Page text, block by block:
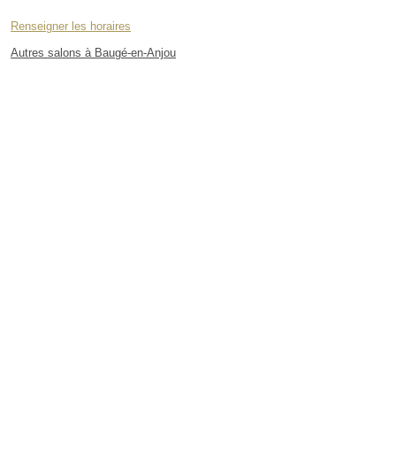
Renseigner les horaires
Autres salons à Baugé-en-Anjou